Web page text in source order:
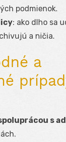
podmienok.
: ako dlho sa
a ničia.
a
s